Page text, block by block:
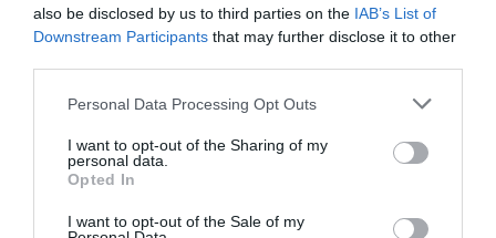
also be disclosed by us to third parties on the IAB’s List of
Downstream Participants that may further disclose it to other
Please note that this website/app uses one or more Google
not limited to your visit or usage behaviour. You may click to
grant or deny consent to Google and its third-party tags to
use your data for below specified purposes in below Google
consent section.
Personal Data Processing Opt Outs
I want to opt-out of the Sharing of my
personal data.
Opted In
I want to opt-out of the Sale of my
Gazda locală Maria Anna Valenza spune direct:
prezența străinilor a adus idei și experiențe noi.
o revoluție nu doar economică, ci și culturală”:
oamenii au învățat să lucreze împreună pentru a-și
pasul: construcțiile au prins avânt, au apărut